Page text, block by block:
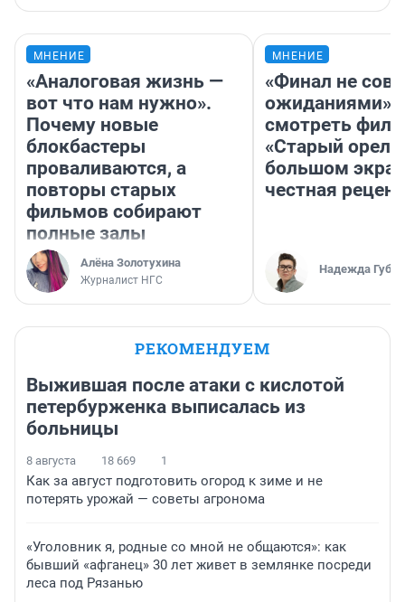
МНЕНИЕ
«Аналоговая жизнь —
вот что нам нужно».
Почему новые
блокбастеры
проваливаются, а
повторы старых
фильмов собирают
полные залы
Алёна Золотухина
Журналист НГС
МНЕНИЕ
«Финал не
ожиданиями»:
смотреть
«Старый орел»
большом
честная
Надежда
РЕКОМЕНДУЕМ
Выжившая после атаки с кислотой
петербурженка выписалась из
больницы
8 августа 18 669 1
Как за август подготовить огород к зиме и не
потерять урожай — советы агронома
«Уголовник я, родные со мной не общаются»: как
бывший «афганец» 30 лет живет в землянке посреди
леса под Рязанью